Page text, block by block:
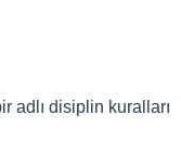
adlı disiplin kuralları